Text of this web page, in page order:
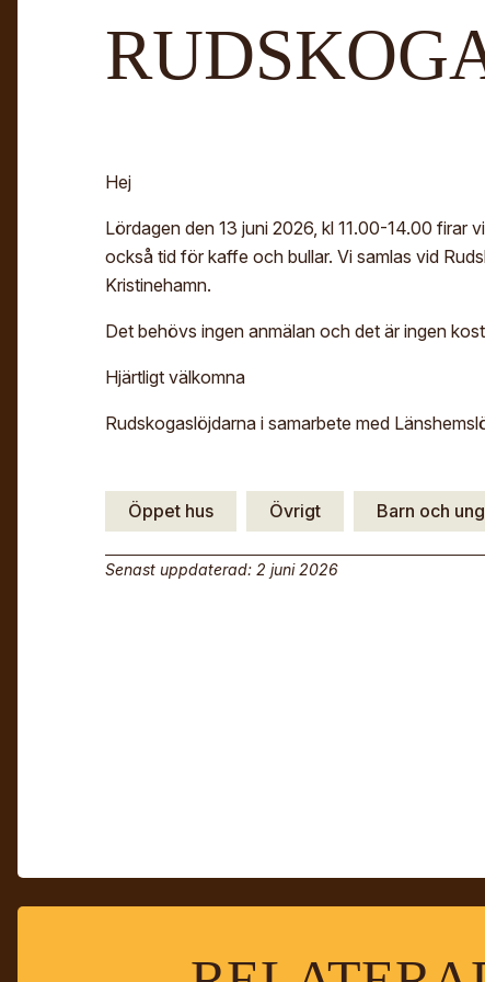
Hej
Lördagen den 13 juni 2026, kl 11.00-14.00 firar
också tid för kaffe och bullar. Vi samlas vid
Kristinehamn.
Det behövs ingen anmälan och det är ingen
Hjärtligt välkomna
Rudskogaslöjdarna i samarbete med
Öppet hus Övrigt Barn och
Senast uppdaterad: 2 juni 2026